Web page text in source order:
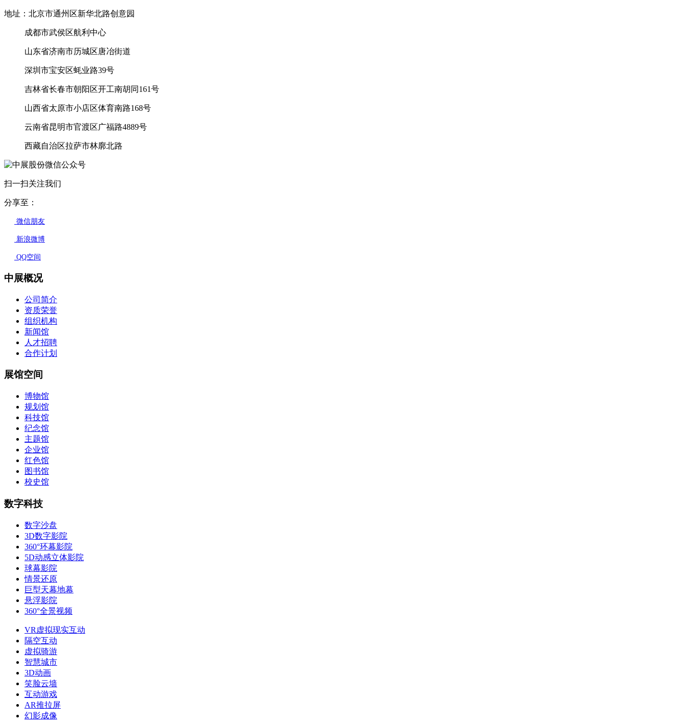
地址：北京市通州区新华北路创意园
成都市武侯区航利中心
山东省济南市历城区唐冶街道
深圳市宝安区蚝业路39号
吉林省长春市朝阳区开工南胡同161号
山西省太原市小店区体育南路168号
云南省昆明市官渡区广福路4889号
西藏自治区拉萨市林廓北路
扫一扫关注我们
分享至：
微信朋友
新浪微博
QQ空间
中展概况
公司简介
资质荣誉
组织机构
新闻馆
人才招聘
合作计划
展馆空间
博物馆
规划馆
科技馆
纪念馆
主题馆
企业馆
红色馆
图书馆
校史馆
数字科技
数字沙盘
3D数字影院
360°环幕影院
5D动感立体影院
球幕影院
情景还原
巨型天幕地幕
悬浮影院
360°全景视频
VR虚拟现实互动
隔空互动
虚拟骑游
智慧城市
3D动画
笑脸云墙
互动游戏
AR推拉屏
幻影成像